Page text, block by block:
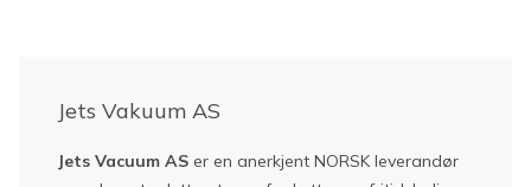
Jets Vakuum AS
Jets Vacuum AS er en anerkjent NORSK leverandør